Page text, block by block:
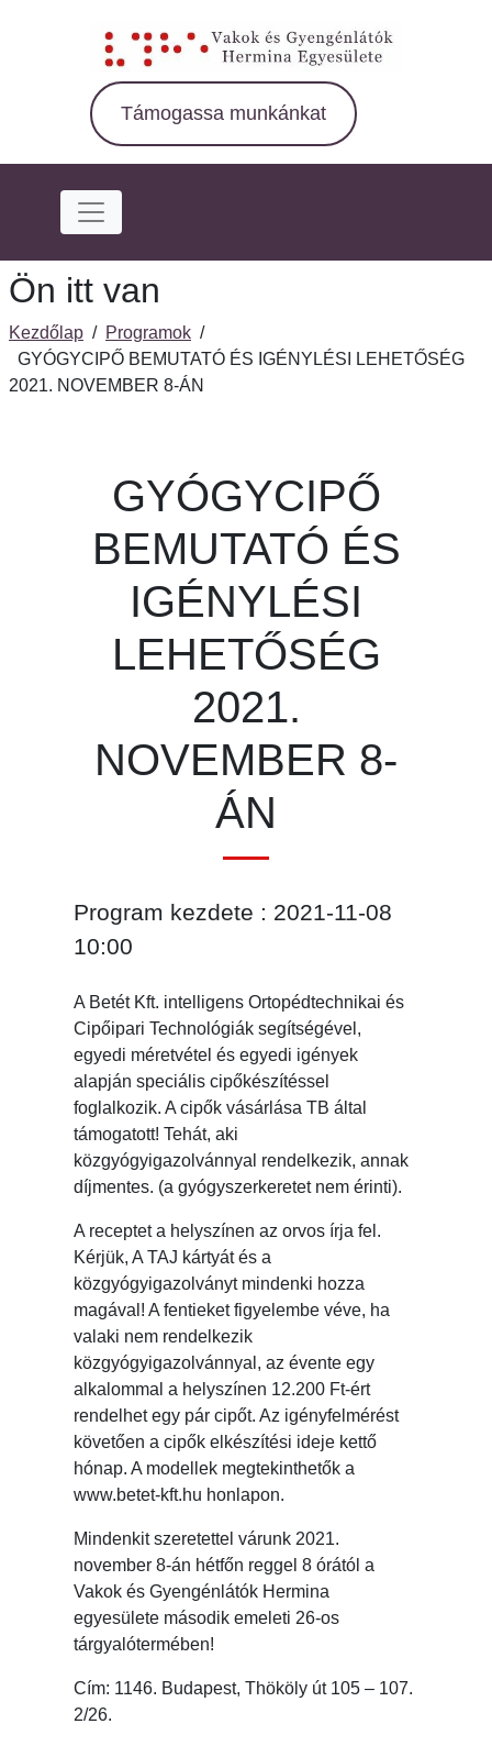
Támogassa munkánkat
Ön itt van
Kezdőlap / Programok /
GYÓGYCIPŐ BEMUTATÓ ÉS IGÉNYLÉSI LEHETŐSÉG
2021. NOVEMBER 8-ÁN
GYÓGYCIPŐ
BEMUTATÓ ÉS
IGÉNYLÉSI
LEHETŐSÉG
2021.
NOVEMBER 8-
ÁN
Program kezdete : 2021-11-08
10:00
A Betét Kft. intelligens Ortopédtechnikai és
Cipőipari Technológiák segítségével,
egyedi méretvétel és egyedi igények
alapján speciális cipőkészítéssel
foglalkozik. A cipők vásárlása TB által
támogatott! Tehát, aki
közgyógyigazolvánnyal rendelkezik, annak
díjmentes. (a gyógyszerkeretet nem érinti).
A receptet a helyszínen az orvos írja fel.
Kérjük, A TAJ kártyát és a
közgyógyigazolványt mindenki hozza
magával! A fentieket figyelembe véve, ha
valaki nem rendelkezik
közgyógyigazolvánnyal, az évente egy
alkalommal a helyszínen 12.200 Ft-ért
rendelhet egy pár cipőt. Az igényfelmérést
követően a cipők elkészítési ideje kettő
hónap. A modellek megtekinthetők a
www.betet-kft.hu honlapon.
Mindenkit szeretettel várunk 2021.
november 8-án hétfőn reggel 8 órától a
Vakok és Gyengénlátók Hermina
egyesülete második emeleti 26-os
tárgyalótermében!
Cím: 1146. Budapest, Thököly út 105 – 107.
2/26.